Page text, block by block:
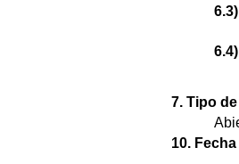
6.3)
6.4)
7. Tipo
10.